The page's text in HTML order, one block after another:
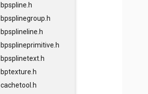
bpspline.h
bpsplinegroup.h
bpsplineline.h
bpsplineprimitive.h
bpsplinetext.h
bptexture.h
cachetool.h